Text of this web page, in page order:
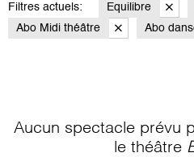
Filtres actuels: Equilibre
Abo Midi théâtre
Abo
Aucun spectacle prévu
le théâtre